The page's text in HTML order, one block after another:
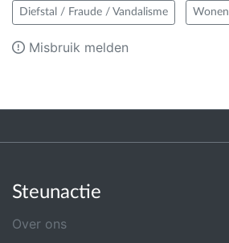
Diefstal / Fraude / Vandalisme Wonen
Misbruik melden
Steunactie
Over ons